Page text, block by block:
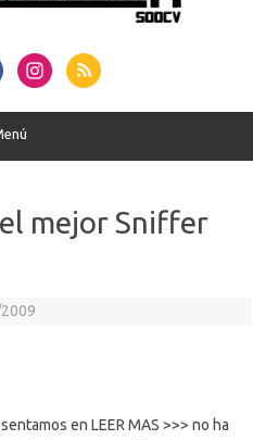
mejor Sniffer
en LEER MAS >>> no ha